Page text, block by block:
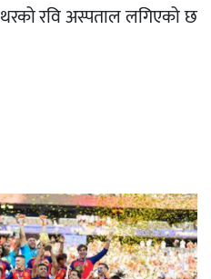
रवि अस्पताल लगिएको छ